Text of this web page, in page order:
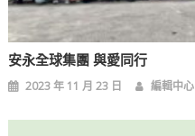
安永全球集團 與愛同行
2023 年 11 月 23 日 編輯中心